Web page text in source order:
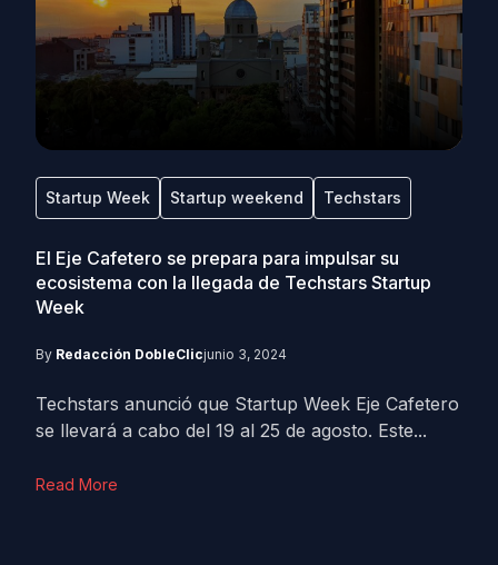
Startup Week Startup weekend Techstars
El Eje Cafetero se prepara para impulsar su
ecosistema con la llegada de Techstars Startup
Week
By Redacción DobleClicjunio 3, 2024
Techstars anunció que Startup Week Eje Cafetero
se llevará a cabo del 19 al 25 de agosto. Este...
Read More